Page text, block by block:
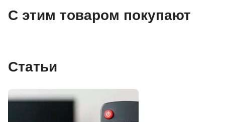
С этим товаром покупают
Статьи